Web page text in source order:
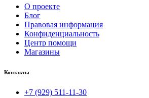
О проекте
Блог
Правовая информация
Конфиденциальность
Центр помощи
Магазины
Контакты
+7 (929) 511-11-30